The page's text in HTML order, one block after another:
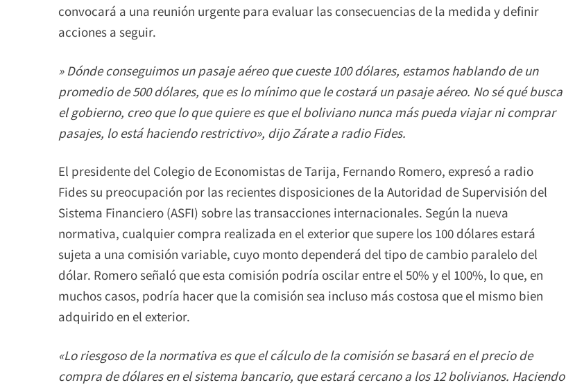
convocará a una reunión urgente para evaluar las consecuencias de la medida y definir
acciones a seguir.
» Dónde conseguimos un pasaje aéreo que cueste 100 dólares, estamos hablando de un
promedio de 500 dólares, que es lo mínimo que le costará un pasaje aéreo. No sé qué busca
el gobierno, creo que lo que quiere es que el boliviano nunca más pueda viajar ni comprar
pasajes, lo está haciendo restrictivo», dijo Zárate a radio Fides.
El presidente del Colegio de Economistas de Tarija, Fernando Romero, expresó a radio
Fides su preocupación por las recientes disposiciones de la Autoridad de Supervisión del
Sistema Financiero (ASFI) sobre las transacciones internacionales. Según la nueva
normativa, cualquier compra realizada en el exterior que supere los 100 dólares estará
sujeta a una comisión variable, cuyo monto dependerá del tipo de cambio paralelo del
dólar. Romero señaló que esta comisión podría oscilar entre el 50% y el 100%, lo que, en
muchos casos, podría hacer que la comisión sea incluso más costosa que el mismo bien
adquirido en el exterior.
«Lo riesgoso de la normativa es que el cálculo de la comisión se basará en el precio de
compra de dólares en el sistema bancario, que estará cercano a los 12 bolivianos. Haciendo